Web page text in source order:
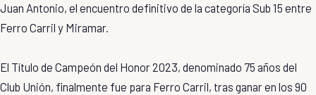
Juan Antonio, el encuentro definitivo de la categoría Sub 15 entre
Ferro Carril y Miramar.
El Título de Campeón del Honor 2023, denominado 75 años del
Club Unión, finalmente fue para Ferro Carril, tras ganar en los 90